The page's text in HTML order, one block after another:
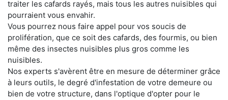
traiter les cafards rayés, mais tous les autres nuisibles qui
pourraient vous envahir.
Vous pourrez nous faire appel pour vos soucis de
prolifération, que ce soit des cafards, des fourmis, ou bien
même des insectes nuisibles plus gros comme les
nuisibles.
Nos experts s'avèrent être en mesure de déterminer grâce
à leurs outils, le degré d'infestation de votre demeure ou
bien de votre structure, dans l'optique d'opter pour le